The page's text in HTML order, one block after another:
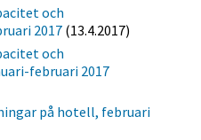
och
2017 (13.4.2017)
och
februari 2017
på hotell, februari